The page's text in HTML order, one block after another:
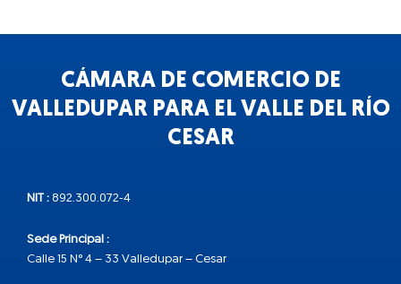
CÁMARA DE COMERCIO DE
VALLEDUPAR PARA EL VALLE DEL RÍO
CESAR
NIT : 892.300.072-4
Sede Principal :
Calle 15 N° 4 – 33 Valledupar – Cesar